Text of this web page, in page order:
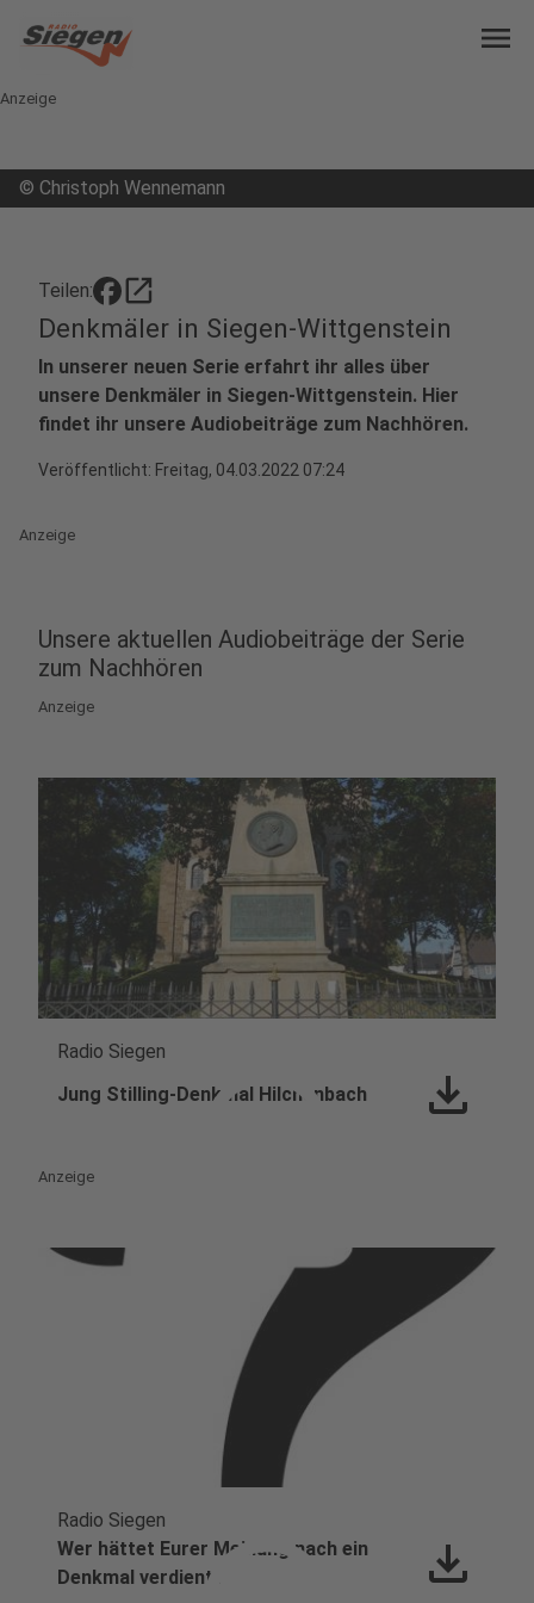
menu
Anzeige
© Christoph Wennemann
Teilen: open_in_new
Denkmäler in Siegen-Wittgenstein
In unserer neuen Serie erfahrt ihr alles über
unsere Denkmäler in Siegen-Wittgenstein. Hier
findet ihr unsere Audiobeiträge zum Nachhören.
Veröffentlicht: Freitag, 04.03.2022 07:24
Anzeige
Unsere aktuellen Audiobeiträge der Serie
zum Nachhören
Anzeige
play_circle
Radio Siegen
Jung Stilling-Denkmal Hilchenbach
download
Anzeige
Radio Siegen
Wer hättet Eurer Meinung nach ein
Denkmal verdient?
download